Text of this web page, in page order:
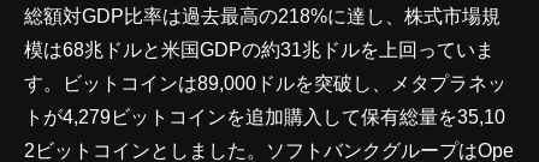
総額対GDP比率は過去最高の218%に達し、株式市場規
模は68兆ドルと米国GDPの約31兆ドルを上回っていま
す。ビットコインは89,000ドルを突破し、メタプラネッ
トが4,279ビットコインを追加購入して保有総量を35,10
2ビットコインとしました。ソフトバンクグループはOpe